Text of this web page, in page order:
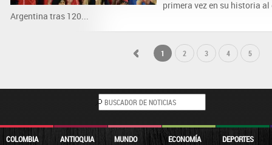
primera vez en su historia
Argentina tras 120...
1 2 3 4 5
COLOMBIA ANTIOQUIA MUNDO ECONOMÍA DEPORTES